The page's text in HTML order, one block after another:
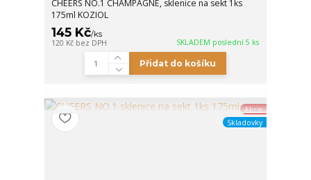
CHEERS NO.1 CHAMPAGNE, sklenice na sekt 1ks
175ml KOZIOL
145 Kč/ks
120 Kč bez DPH SKLADEM poslední 5 ks
Přidat do košíku
Akce
Skladovky